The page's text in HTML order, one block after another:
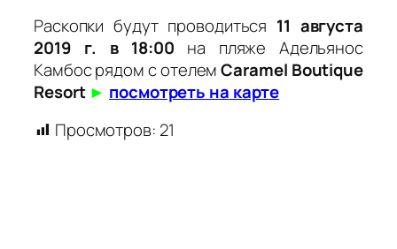
Раскопки будут проводиться 11 августа
2019 г. в 18:00 на пляже Адельянос
Камбос рядом с отелемCaramel Boutique
Resort ► посмотреть на карте
Просмотров: 21